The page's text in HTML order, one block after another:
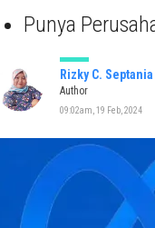
Punya
Rizky C. Septania
Author
09:02am, 19 Feb, 2024